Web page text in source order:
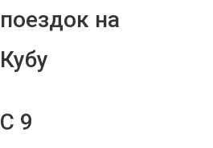
поездок на
Кубу
С 9